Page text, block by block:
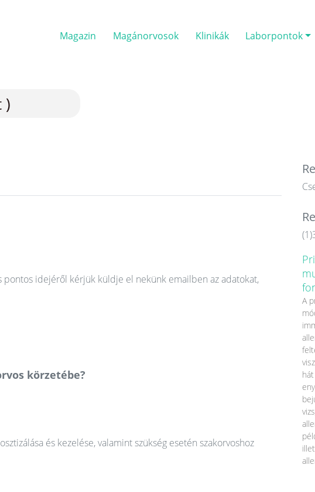
Magazin Magánorvosok Klinikák Laborpontok
)
idejéről kérjük küldje el nekünk emailben az adatokat,
körzetébe?
és kezelése, valamint szükség esetén szakorvoshoz
A